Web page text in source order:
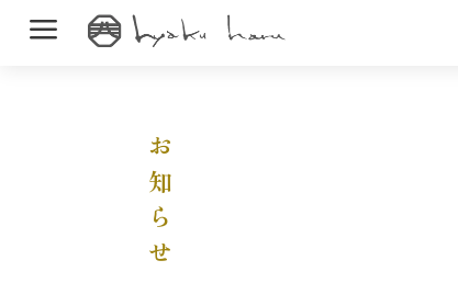
a
お知らせ